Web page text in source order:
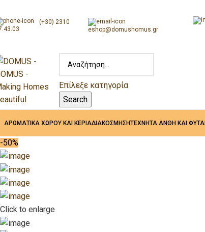
(+30) 2310
eshop@domushomus.gr
Επίλεξε κατηγορία
Search
ΑΡΩΜΑΤΙΚΑ ΧΩΡΟΥ ΚΑΙ ΚΕΡΙΑΔΙΑΚΟΣΜΗΣΗΤΕΧΝΗΤΑ ΑΝΘΗ ΚΑΙ ΦΥΤΑ
-50%
Click to enlarge